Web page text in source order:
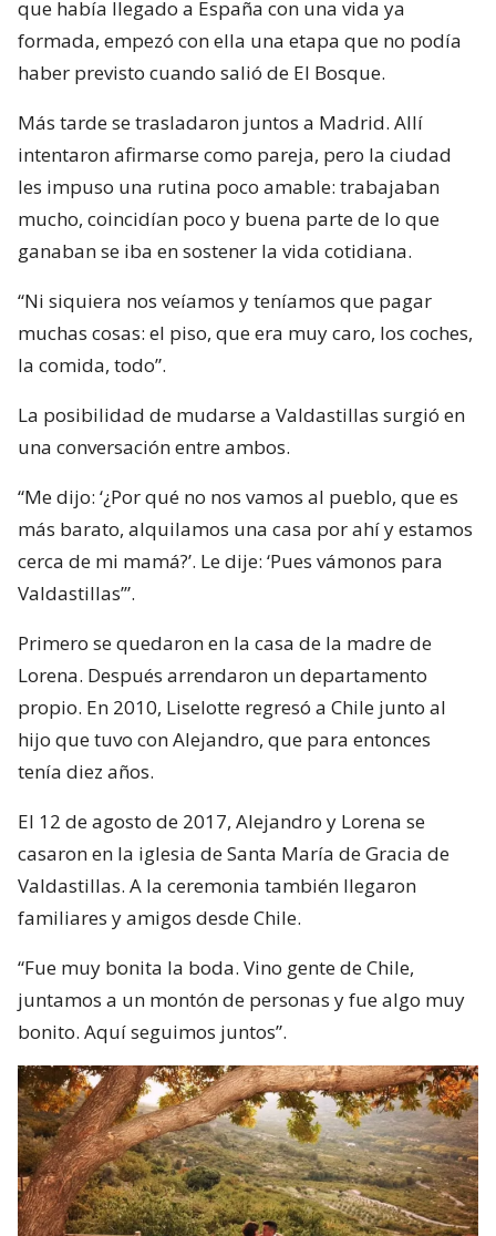
que había llegado a España con una vida ya
formada, empezó con ella una etapa que no podía
haber previsto cuando salió de El Bosque.
Más tarde se trasladaron juntos a Madrid. Allí
intentaron afirmarse como pareja, pero la ciudad
les impuso una rutina poco amable: trabajaban
mucho, coincidían poco y buena parte de lo que
ganaban se iba en sostener la vida cotidiana.
“Ni siquiera nos veíamos y teníamos que pagar
muchas cosas: el piso, que era muy caro, los coches,
la comida, todo”.
La posibilidad de mudarse a Valdastillas surgió en
una conversación entre ambos.
“Me dijo: ‘¿Por qué no nos vamos al pueblo, que es
más barato, alquilamos una casa por ahí y estamos
cerca de mi mamá?’. Le dije: ‘Pues vámonos para
Valdastillas’”.
Primero se quedaron en la casa de la madre de
Lorena. Después arrendaron un departamento
propio. En 2010, Liselotte regresó a Chile junto al
hijo que tuvo con Alejandro, que para entonces
tenía diez años.
El 12 de agosto de 2017, Alejandro y Lorena se
casaron en la iglesia de Santa María de Gracia de
Valdastillas. A la ceremonia también llegaron
familiares y amigos desde Chile.
“Fue muy bonita la boda. Vino gente de Chile,
juntamos a un montón de personas y fue algo muy
bonito. Aquí seguimos juntos”.